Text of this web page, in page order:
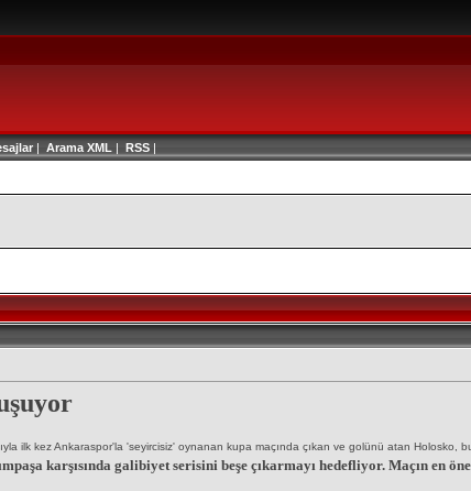
| Arama XML | RSS |
ilk kez Ankaraspor'la 'seyircisiz' oynanan kupa maçında çıkan ve golünü atan Holosko,
karşısında galibiyet serisini beşe çıkarmayı hedefliyor. Maçın en